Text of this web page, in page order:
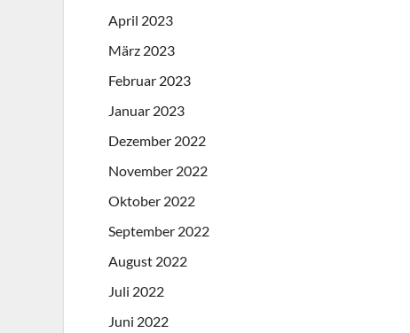
April 2023
März 2023
Februar 2023
Januar 2023
Dezember 2022
November 2022
Oktober 2022
September 2022
August 2022
Juli 2022
Juni 2022